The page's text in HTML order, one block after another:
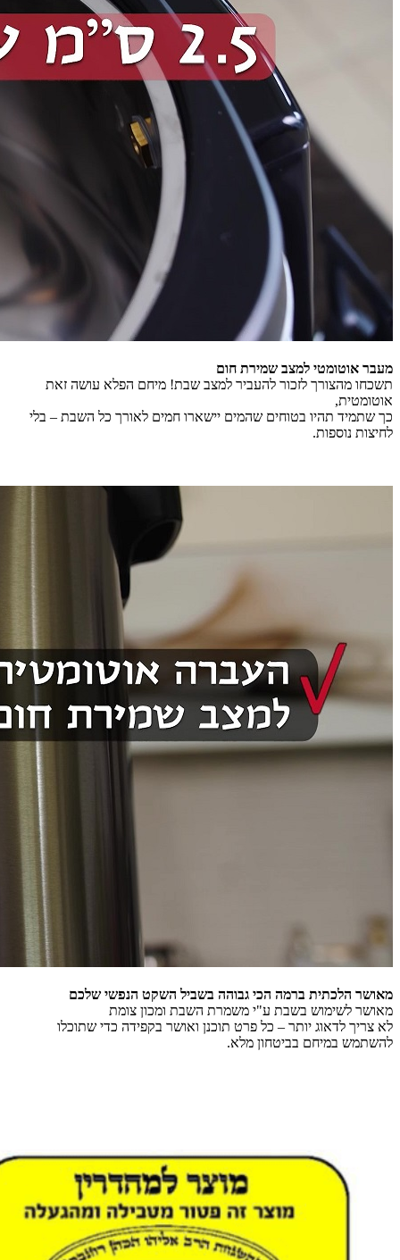
מעבר אוטומטי למצב שמירת חום
תשכחו מהצורך לזכור להעביר למצב שבת! מיחם הפלא עושה זאת
אוטומטית,
כך שתמיד תהיו בטוחים שהמים יישארו חמים לאורך כל השבת – בלי
לחיצות נוספות.
מאושר הלכתית ברמה הכי גבוהה בשביל השקט הנפשי שלכם
מאושר לשימוש בשבת ע"י משמרת השבת ומכון צומת
לא צריך לדאוג יותר – כל פרט תוכנן ואושר בקפידה כדי שתוכלו
להשתמש במיחם בביטחון מלא.